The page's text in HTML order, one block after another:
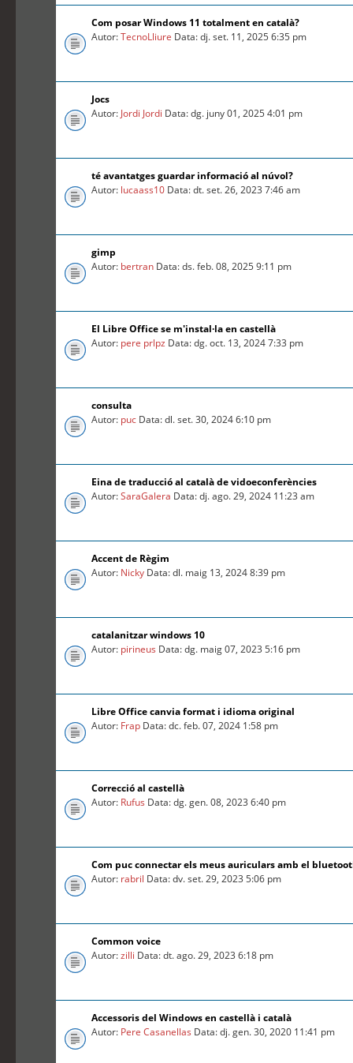
Com posar Windows 11 totalment en català?
Autor:TecnoLliure Data: dj. set. 11, 2025 6:35 pm
Jocs
Autor: Jordi Jordi Data: dg. juny 01, 2025 4:01 pm
té avantatges guardar informació al núvol?
Autor: lucaass10 Data: dt. set. 26, 2023 7:46 am
gimp
Autor: bertran Data: ds. feb. 08, 2025 9:11 pm
El Libre Office se m'instal·la en castellà
Autor: pere prlpz Data: dg. oct. 13, 2024 7:33 pm
consulta
Autor: puc Data: dl. set. 30, 2024 6:10 pm
Eina de traducció al català de vidoeconferències
Autor:SaraGalera Data: dj. ago. 29, 2024 11:23 am
Accent de Règim
Autor: Nicky Data: dl. maig 13, 2024 8:39 pm
catalanitzar windows 10
Autor: pirineus Data: dg. maig 07, 2023 5:16 pm
Libre Office canvia format i idioma original
Autor: Frap Data: dc. feb. 07, 2024 1:58 pm
Correcció al castellà
Autor: Rufus Data: dg. gen. 08, 2023 6:40 pm
Com puc connectar els meus auriculars amb el
Autor: rabril Data: dv. set. 29, 2023 5:06 pm
Common voice
Autor:zilli Data: dt. ago. 29, 2023 6:18 pm
Accessoris del Windows en castellà i català
Autor: Pere Casanellas Data: dj. gen. 30, 2020 11:41 pm